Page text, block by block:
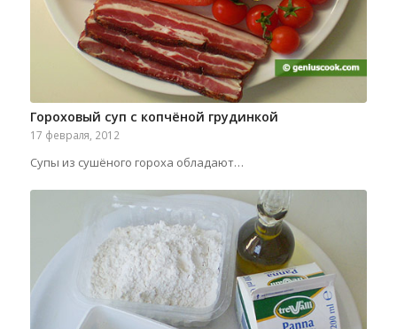
Гороховый суп с копчёной грудинкой
17 февраля, 2012
Супы из сушёного гороха обладают…